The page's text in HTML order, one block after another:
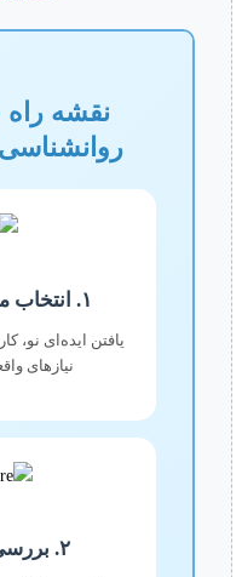
نقشه راه
روانشناسی
یافتن ایده‌ای نو،
نیازهای واقعی